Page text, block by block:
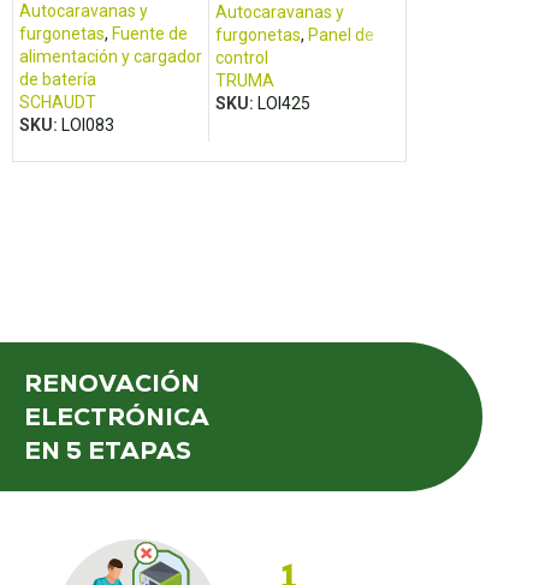
Autocaravanas y
furgonetas, Fuente de
alimentación y cargador
de batería
SCHAUDT
SKU: LOI083
Autocaravanas y
furgonetas, Panel de
control
TRUMA
SKU: LOI425
RENOVACIÓN
ELECTRÓNICA
EN 5 ETAPAS